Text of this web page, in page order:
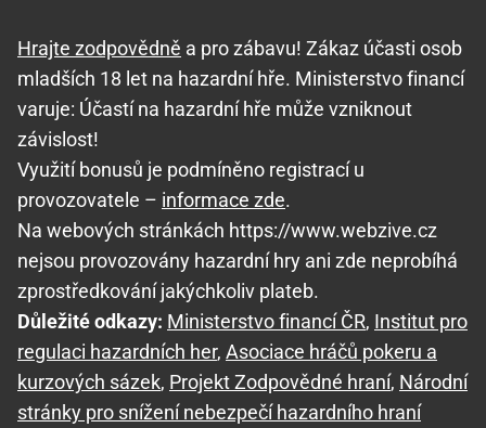
Hrajte zodpovědně a pro zábavu! Zákaz účasti osob
mladších 18 let na hazardní hře. Ministerstvo financí
varuje: Účastí na hazardní hře může vzniknout
závislost!
Využití bonusů je podmíněno registrací u
provozovatele – informace zde.
Na webových stránkách https://www.webzive.cz
nejsou provozovány hazardní hry ani zde neprobíhá
zprostředkování jakýchkoliv plateb.
Důležité odkazy: Ministerstvo financí ČR, Institut pro
regulaci hazardních her, Asociace hráčů pokeru a
kurzových sázek, Projekt Zodpovědné hraní, Národní
stránky pro snížení nebezpečí hazardního hraní